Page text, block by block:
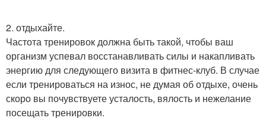
2. отдыхайте.
Частота тренировок должна быть такой, чтобы ваш
организм успевал восстанавливать силы и накапливать
энергию для следующего визита в фитнес-клуб. В случае
если тренироваться на износ, не думая об отдыхе, очень
скоро вы почувствуете усталость, вялость и нежелание
посещать тренировки.